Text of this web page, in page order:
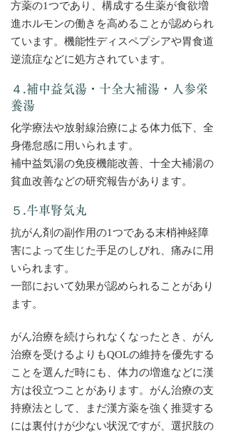
方薬の1つであり、構成する生薬が食欲増
進ホルモンの働きを高めることが認められ
ています。機能性ディスペプシアや胃食道
逆流症などに処方されています。
４.補中益気湯・十全大補湯・人参栄
養湯
化学療法や放射線治療による体力低下、全
身倦怠感に用いられます。
補中益気湯の免疫機能改善、十全大補湯の
貧血改善などの研究報告があります。
５.牛車腎気丸
抗がん剤の副作用の1つである末梢神経障
害によって生じた手足のしびれ、痛みに用
いられます。
一部において効果が認められることがあり
ます。
がん治療を続けられなくなったとき、がん
治療を受けるよりもQOLの維持を優先する
ことを選んだ時にも、体力の増進などに漢
方は役立つことがあります。がん治療の支
持療法として、まだ漢方薬を強く推奨する
には裏付けが少ない状況ですが、選択肢の